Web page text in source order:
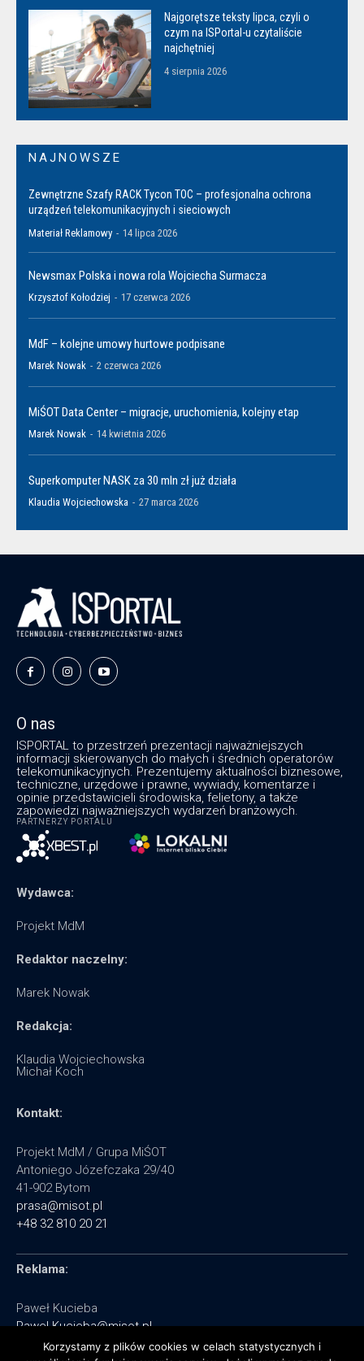
Najgorętsze teksty lipca, czyli o
czym na ISPortal-u czytaliście
najchętniej
4 sierpnia 2026
NAJNOWSZE
Zewnętrzne Szafy RACK Tycon TOC – profesjonalna ochrona
urządzeń telekomunikacyjnych i sieciowych
Materiał Reklamowy - 14 lipca 2026
Newsmax Polska i nowa rola Wojciecha Surmacza
Krzysztof Kołodziej - 17 czerwca 2026
MdF – kolejne umowy hurtowe podpisane
Marek Nowak - 2 czerwca 2026
MiŚOT Data Center – migracje, uruchomienia, kolejny etap
Marek Nowak - 14 kwietnia 2026
Superkomputer NASK za 30 mln zł już działa
Klaudia Wojciechowska - 27 marca 2026
O nas
ISPORTAL to przestrzeń prezentacji najważniejszych
informacji skierowanych do małych i średnich operatorów
telekomunikacyjnych. Prezentujemy aktualności biznesowe,
techniczne, urzędowe i prawne, wywiady, komentarze i
opinie przedstawicieli środowiska, felietony, a także
zapowiedzi najważniejszych wydarzeń branżowych.
PARTNERZY PORTALU
Wydawca:
Projekt MdM
Redaktor naczelny:
Marek Nowak
Redakcja:
Klaudia Wojciechowska
Michał Koch
Kontakt:
Projekt MdM / Grupa MiŚOT
Antoniego Józefczaka 29/40
41-902 Bytom
prasa@misot.pl
+48 32 810 20 21
Reklama:
Paweł Kucieba
Pawel.Kucieba@misot.pl
+48 602 495 064
Korzystamy z plików cookies w celach statystycznych i